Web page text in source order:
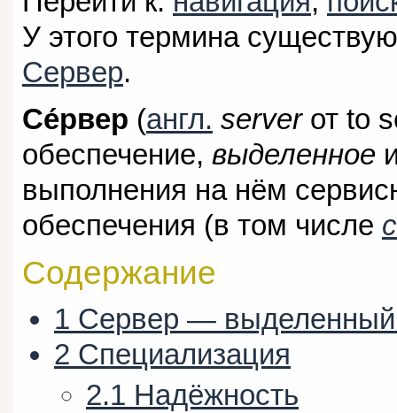
У этого термина
Сервер.
Се́рвер (англ. serverот to
обеспечение, выделенное
выполнения на нём
обеспечения (в том числе
Содержание
1 Сервер — выделенный
2 Специализация
2.1 Надёжность